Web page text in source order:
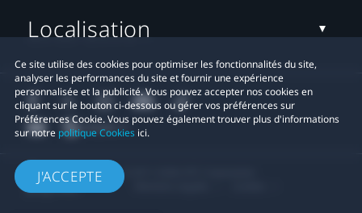
Ce site utilise des cookies pour optimiser les fonctionnalités du site,
analyser les performances du site et fournir une expérience
personnalisée et la publicité. Vous pouvez accepter nos cookies en
cliquant sur le bouton ci-dessous ou gérer vos préférences sur
Préférences Cookie. Vous pouvez également trouver plus d'informations
sur notre politique Cookies ici.
J'ACCEPTE
Localisation
© 2011-2026 HTC Corporation